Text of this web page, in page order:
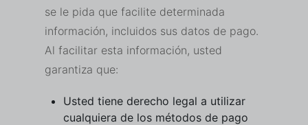
se le pida que facilite determinada
información, incluidos sus datos de pago.
Al facilitar esta información, usted
garantiza que:
Usted tiene derecho legal a utilizar
cualquiera de los métodos de pago